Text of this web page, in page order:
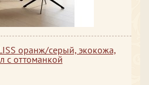
оранж/серый, экокожа,
с оттоманкой